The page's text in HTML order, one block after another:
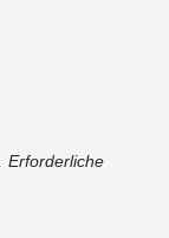
Erforderliche